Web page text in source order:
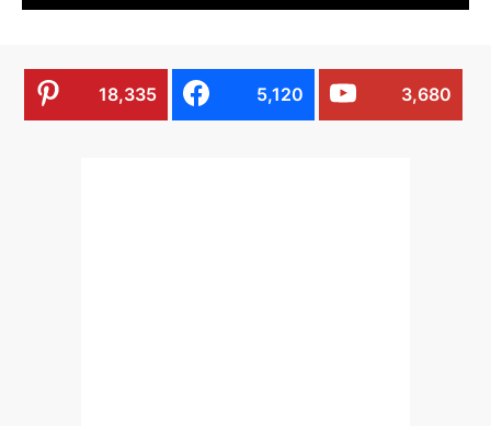
18,335 5,120 3,680